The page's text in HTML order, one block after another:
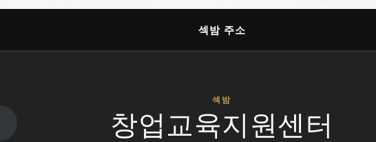
섹밤 주소
섹밤
창업교육지원센터